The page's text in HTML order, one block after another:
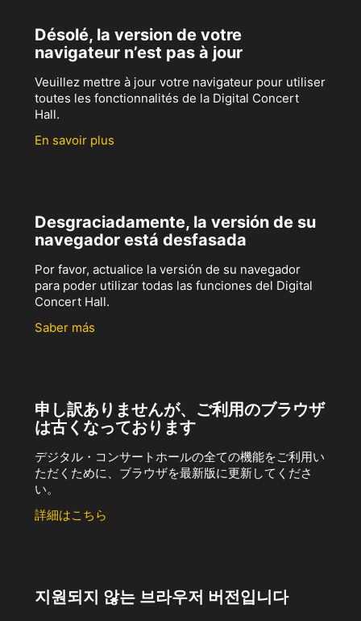
Désolé, la version de votre
navigateur n’est pas à jour
Veuillez mettre à jour votre navigateur pour utiliser
toutes les fonctionnalités de la Digital Concert
Hall.
En savoir plus
Desgraciadamente, la versión de su
navegador está desfasada
Por favor, actualice la versión de su navegador
para poder utilizar todas las funciones del Digital
Concert Hall.
Saber más
申し訳ありませんが、ご利用のブラウザ
は古くなっております
デジタル・コンサートホールの全ての機能をご利用い
ただくために、ブラウザを最新版に更新してくださ
い。
詳細はこちら
지원되지 않는 브라우저 버전입니다